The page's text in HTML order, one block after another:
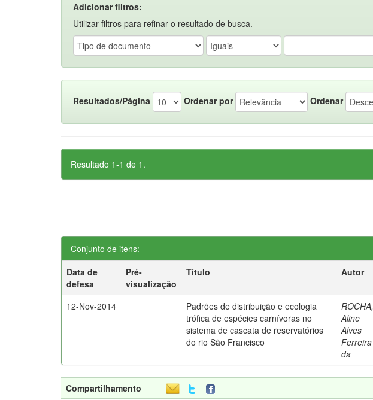
Adicionar filtros:
Utilizar filtros para refinar o resultado de busca.
Resultados/Página Ordenar por Ordenar
Resultado 1-1 de 1.
Conjunto de itens:
Data de
defesa
Pré-
visualização
Título Autor
12-Nov-2014
Padrões de distribuição e ecologia
trófica de espécies carnívoras no
sistema de cascata de reservatórios
do rio São Francisco
ROCHA,
Aline
Alves
Ferreira
da
Compartilhamento